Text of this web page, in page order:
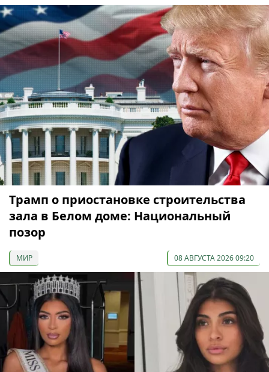
Трамп о приостановке строительства
зала в Белом доме: Национальный
позор
МИР 08 АВГУСТА 2026 09:20